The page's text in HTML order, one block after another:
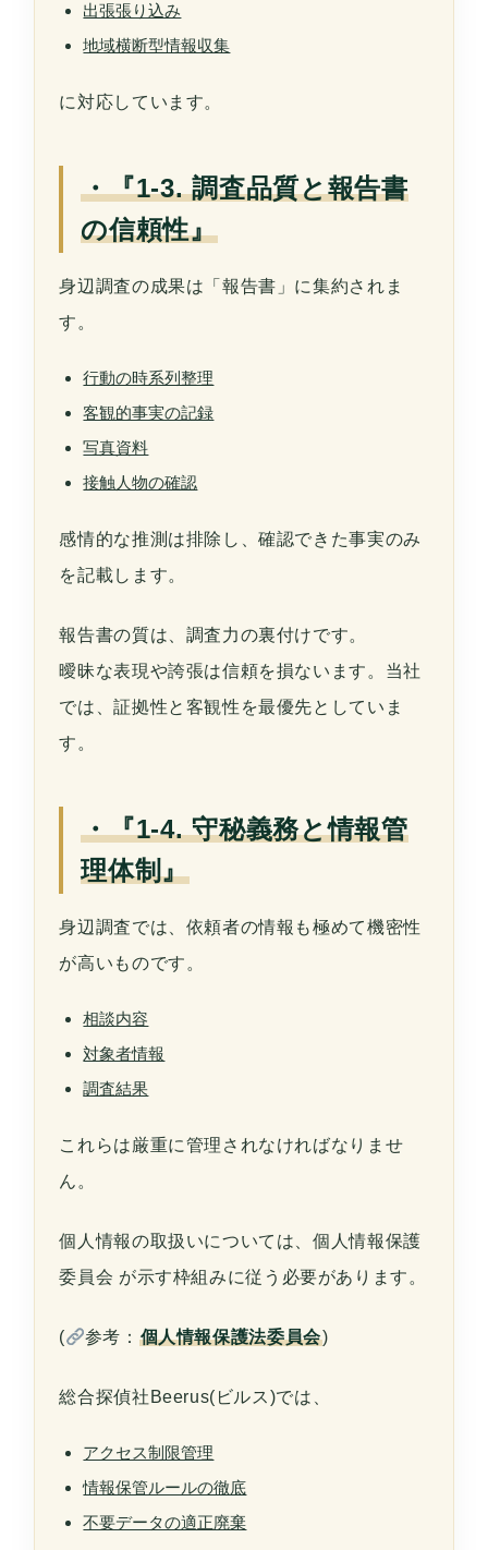
出張張り込み
地域横断型情報収集
に対応しています。
・『1-3. 調査品質と報告書
の信頼性』
身辺調査の成果は「報告書」に集約されま
す。
行動の時系列整理
客観的事実の記録
写真資料
接触人物の確認
感情的な推測は排除し、確認できた事実のみ
を記載します。
報告書の質は、調査力の裏付けです。
曖昧な表現や誇張は信頼を損ないます。当社
では、証拠性と客観性を最優先としていま
す。
・『1-4. 守秘義務と情報管
理体制』
身辺調査では、依頼者の情報も極めて機密性
が高いものです。
相談内容
対象者情報
調査結果
これらは厳重に管理されなければなりませ
ん。
個人情報の取扱いについては、個人情報保護
委員会 が示す枠組みに従う必要があります。
( 参考： 個人情報保護法委員会)
総合探偵社Beerus(ビルス)では、
アクセス制限管理
情報保管ルールの徹底
不要データの適正廃棄